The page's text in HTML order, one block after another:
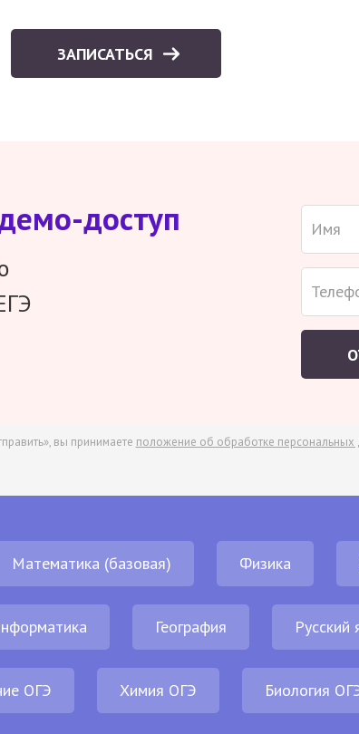
ЗАПИСАТЬСЯ
доступ
вы принимаете положение об обработке персональных
Математика (базовая) Физика
География Русский
ОГЭ Химия ОГЭ Биология